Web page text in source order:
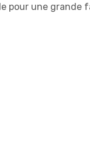
pour une grande